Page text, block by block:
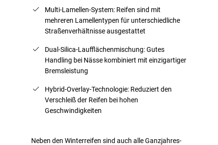
Multi-Lamellen-System: Reifen sind mit
mehreren Lamellentypen für unterschiedliche
Straßenverhältnisse ausgestattet
Dual-Silica-Laufflächenmischung: Gutes
Handling bei Nässe kombiniert mit einzigartiger
Bremsleistung
Hybrid-Overlay-Technologie: Reduziert den
Verschleiß der Reifen bei hohen
Geschwindigkeiten
Neben den Winterreifen sind auch alle Ganzjahres-